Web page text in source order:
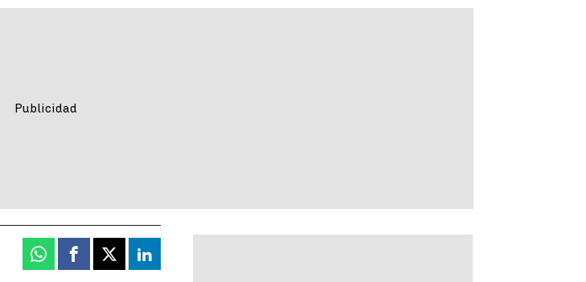
Whatsapp
Facebook
X Linkedin